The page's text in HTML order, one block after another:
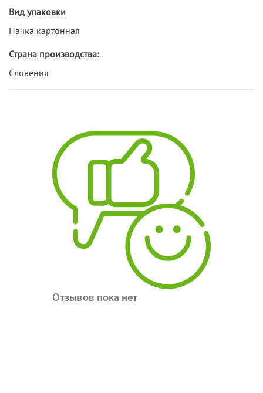
Вид упаковки
Пачка картонная
Страна производства:
Словения
Отзывов пока нет